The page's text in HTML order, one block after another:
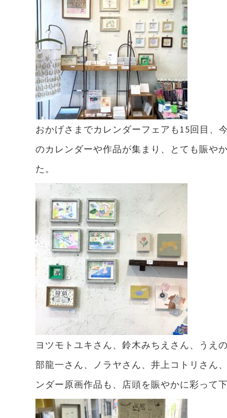
おかげさまでカレンダーフェアも15回目、
のカレンダーや作品が集まり、とても賑や
た。
ヨツモトユキさん、鈴木みちえさん、うえ
部龍一さん、ノラヤさん、井上コトリさん
ンダー原画作品も、店頭を賑やかに彩って